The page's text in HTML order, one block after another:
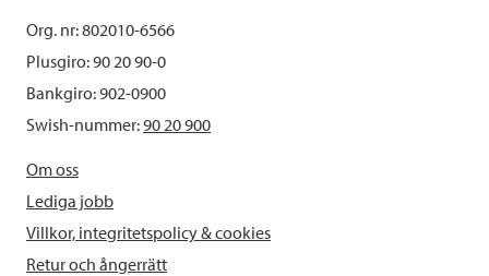
Org. nr: 802010-6566
Plusgiro: 90 20 90-0
Bankgiro: 902-0900
Swish-nummer:90 20 900
Om oss
Lediga jobb
Villkor, integritetspolicy & cookies
Retur och ångerrätt